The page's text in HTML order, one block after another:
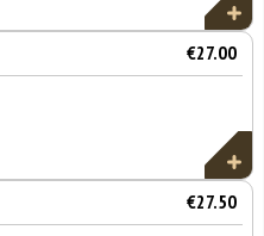
€27.00
€27.50